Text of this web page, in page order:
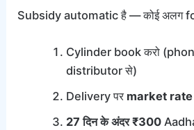
Subsidy automatic है — कोई अलग
Cylinder book करो
distributor से)
Delivery पर market rate
27 दिन के अंदर ₹300